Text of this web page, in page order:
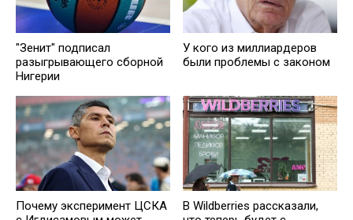
"Зенит" подписал
разыгрывающего сборной
Нигерии
У кого из миллиардеров
были проблемы с законом
Почему эксперимент ЦСКА
В Wildberries рассказали,